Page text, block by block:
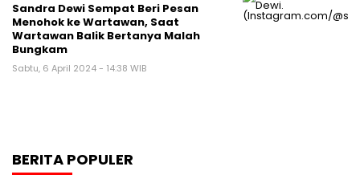
Sandra Dewi Sempat Beri Pesan
Menohok ke Wartawan, Saat
Wartawan Balik Bertanya Malah
Bungkam
Sabtu, 6 April 2024 - 14:38 WIB
BERITA POPULER